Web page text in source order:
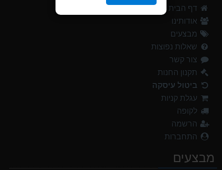
דף הבית
אודותינו
מבצעים
שאלות נפוצות
צור קשר
תקנון החנות
ביטול עיסקה
עגלת קניות
לקופה
הרשמה
התחברות
מבצעים